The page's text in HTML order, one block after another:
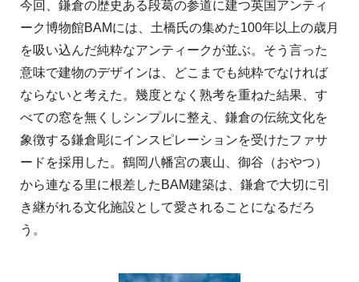
今回、鎌倉の歴史ある段葛の参道に建つ英国アンティ
ーク博物館BAMには、土橋氏の集めた100年以上の歳月
を吸い込んだ純粋なアンティークが並ぶ。そう言った
意味で建物のデザインは、どこまでも純粋でなければ
ならないと考えた。幾度となく熟考を重ねた結果、す
べての窓を無くしシンプルに整え、鎌倉の伝統文化を
象徴する鎌倉彫にインスピレーションを受けたファサ
ードを採用した。鶴岡八幡宮の裏山、御谷（おやつ）
から連なる里に根差したBAM建築は、鎌倉で大切に引
き継がれる文化施設として愛されることになるだろ
う。